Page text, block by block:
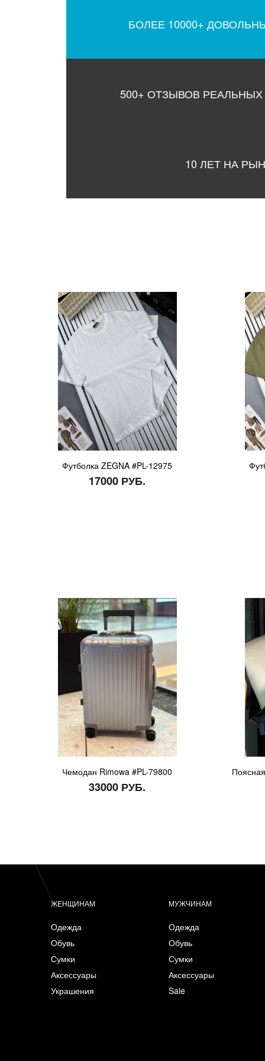
БОЛЕЕ 10000+
500+ ОТЗЫВОВ
10 ЛЕТ НА
Футболка ZEGNA #PL-12975
17000 РУБ.
Чемодан Rimowa #PL-79800
33000 РУБ.
ЖЕНЩИНАМ
Одежда
Обувь
Сумки
Аксессуары
Украшения
МУЖЧИНАМ
Одежда
Обувь
Сумки
Аксессуары
Sale